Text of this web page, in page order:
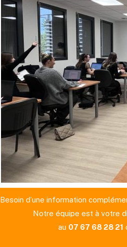
Besoin d’une information
Notre équipe est à votre
au 07 67 68 28 21